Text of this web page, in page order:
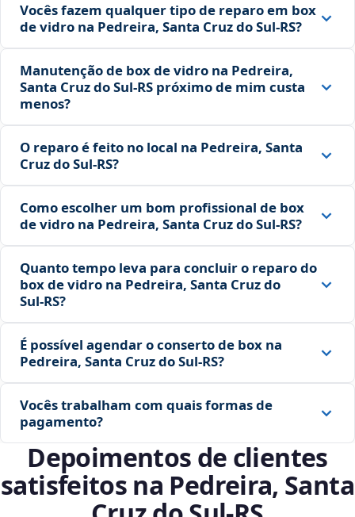
Vocês fazem qualquer tipo de reparo em box
de vidro na Pedreira, Santa Cruz do Sul‑RS?
Manutenção de box de vidro na Pedreira,
Santa Cruz do Sul‑RS próximo de mim custa
menos?
O reparo é feito no local na Pedreira, Santa
Cruz do Sul‑RS?
Como escolher um bom profissional de box
de vidro na Pedreira, Santa Cruz do Sul‑RS?
Quanto tempo leva para concluir o reparo do
box de vidro na Pedreira, Santa Cruz do
Sul‑RS?
É possível agendar o conserto de box na
Pedreira, Santa Cruz do Sul‑RS?
Vocês trabalham com quais formas de
pagamento?
Depoimentos de clientes
satisfeitos na Pedreira, Santa